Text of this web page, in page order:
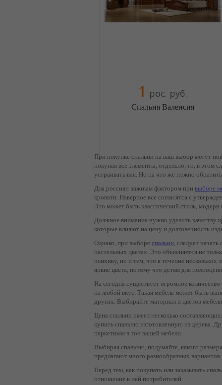
+380674454541
+380674454541
+380674454541
+380674454541
+380674454541
+380674454541
1 рос. руб.
Спальня Валенсия
5 отзыв(а), 100% положительных
Компания верифицирована
+380674454541
+380674454541
+380674454541
+380674454541
+380674454541
+380674454541
+380674454541
+380674454541
+380674454541
+380674454541
+380674454541
+380674454541
При покупке спальни на ваш выбор могут
покупая все элементы, отдельно, то, в этом
устраивать вас. Но на что же нужно
Для россиян важным фактором при выборе
кровати. Наверное все согласятся с
Это может быть классический стиль, модерн
Должное внимание нужно уделить качеству
которые влияют на цену и долговечность
Однако, при выборе спальни, следует
пастельных цветах. Это объясняется не
психику, но и тем, что в течение нескольких
яркие цвета, потому что детям для
На сегодня существует огромное
на любой вкус. Такая мебель может быть
других. Выбирайте материал и цветов
Цена спальни имеет несколько
купить спальню изготовленную из дерева.
паркетным в тон вашей мебели.
Выбирая спальню, подумайте, какого
предлагают много разнообразных
Перед тем, как покупать или заказывать
отношение к ней потребителей.